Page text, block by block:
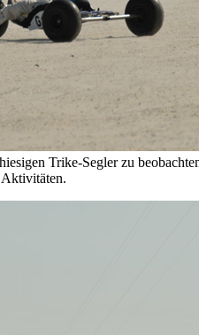
Trike-Segler zu
Aktivitäten.